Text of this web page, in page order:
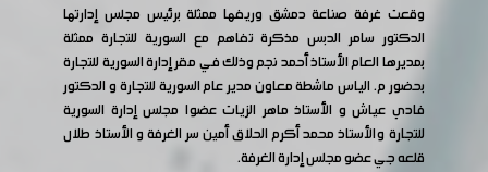
وقعت غرفة صناعة دمشق وريفها ممثلة برئيس مجلس إدارتها
الدكتور سامر الدبس مذكرة تفاهم مع السورية للتجارة ممثلة
بمديرها العام الأستاذ أحمد نجم وذلك في مقر إدارة السورية للتجارة
بحضور م. الياس ماشطة معاون مدير عام السورية للتجارة و الدكتور
فادي عياش و الأستاذ ماهر الزيات عضوا مجلس إدارة السورية
للتجارة والأستاذ محمد أكرم الحلاق أمين سر الغرفة و الأستاذ طلال
قلعه جي عضو مجلس إدارة الغرفة.